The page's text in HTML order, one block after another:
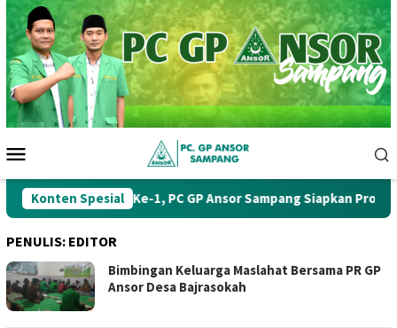
Loncat
ke
konten
Mobile
Konten Spesial
Muskercab Ke-1, PC GP Ansor Sampang Siapkan
PENULIS: EDITOR
Bimbingan Keluarga Maslahat Bersama PR GP
Ansor Desa Bajrasokah